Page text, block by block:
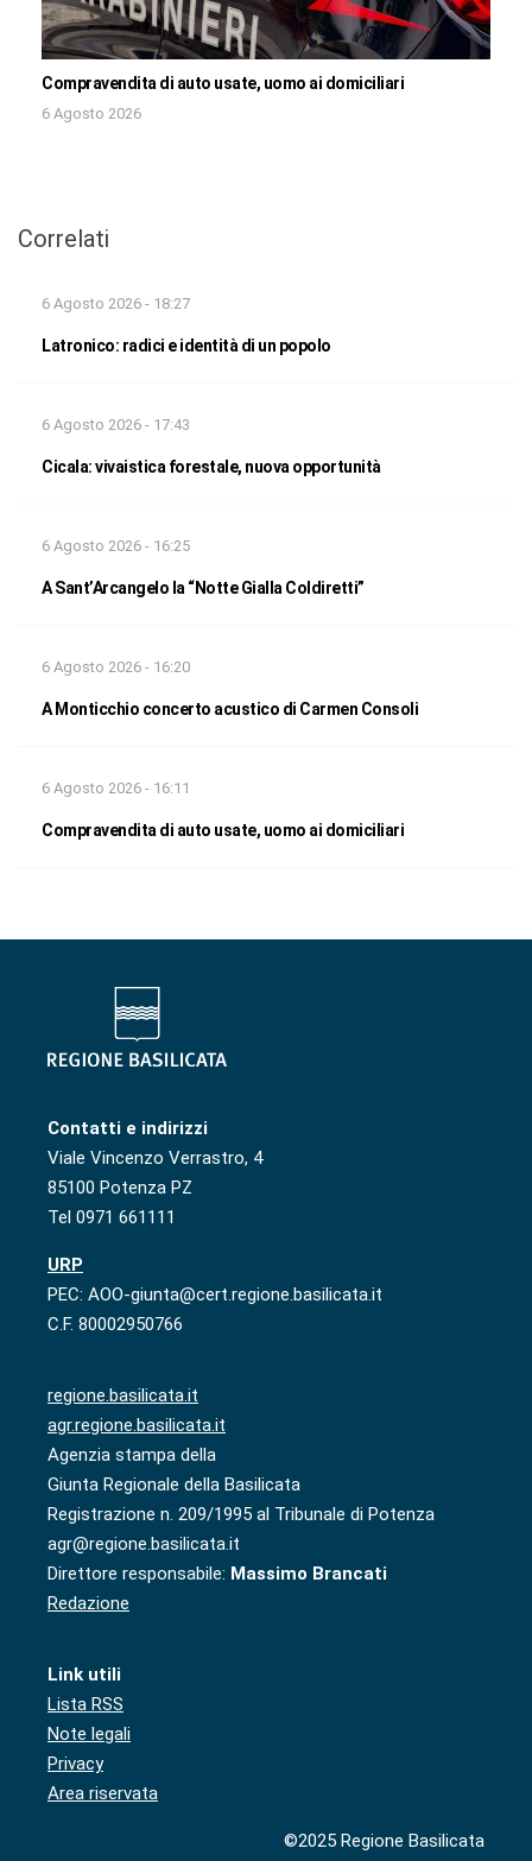
Compravendita di auto usate, uomo ai domiciliari
6 Agosto 2026
Correlati
6 Agosto 2026 - 18:27
Latronico: radici e identità di un popolo
6 Agosto 2026 - 17:43
Cicala: vivaistica forestale, nuova opportunità
6 Agosto 2026 - 16:25
A Sant’Arcangelo la “Notte Gialla Coldiretti”
6 Agosto 2026 - 16:20
A Monticchio concerto acustico di Carmen Consoli
6 Agosto 2026 - 16:11
Compravendita di auto usate, uomo ai domiciliari
Contatti e indirizzi
Viale Vincenzo Verrastro, 4
85100 Potenza PZ
Tel 0971 661111
URP
PEC: AOO-giunta@cert.regione.basilicata.it
C.F. 80002950766
regione.basilicata.it
agr.regione.basilicata.it
Agenzia stampa della
Giunta Regionale della Basilicata
Registrazione n. 209/1995 al Tribunale di Potenza
agr@regione.basilicata.it
Direttore responsabile: Massimo Brancati
Redazione
Link utili
Lista RSS
Note legali
Privacy
Area riservata
©2025 Regione Basilicata